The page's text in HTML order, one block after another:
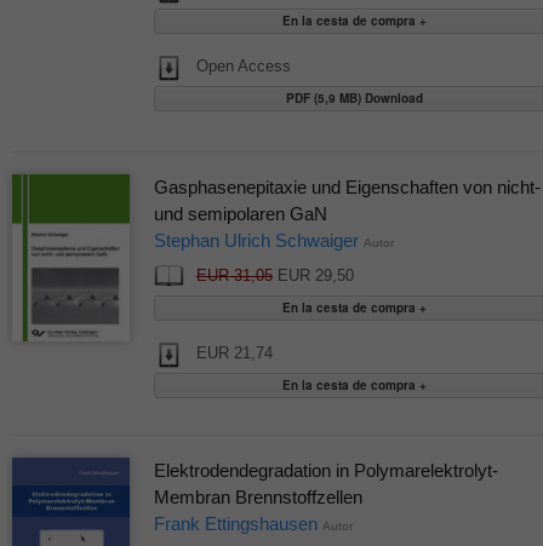
Open Access
PDF (5,9 MB) Download
Gasphasenepitaxie und Eigenschaften von nicht-
und semipolaren GaN
Stephan Ulrich Schwaiger Autor
EUR 31,05EUR 29,50
EUR 21,74
Elektrodendegradation in Polymarelektrolyt-
Membran Brennstoffzellen
Frank Ettingshausen Autor